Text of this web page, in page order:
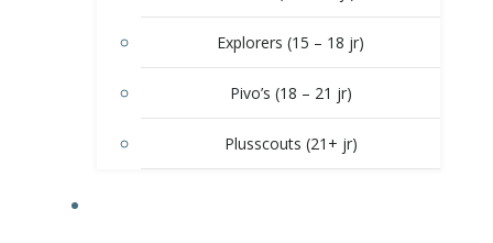
Explorers (15 – 18 jr)
Pivo’s (18 – 21 jr)
Plusscouts (21+ jr)